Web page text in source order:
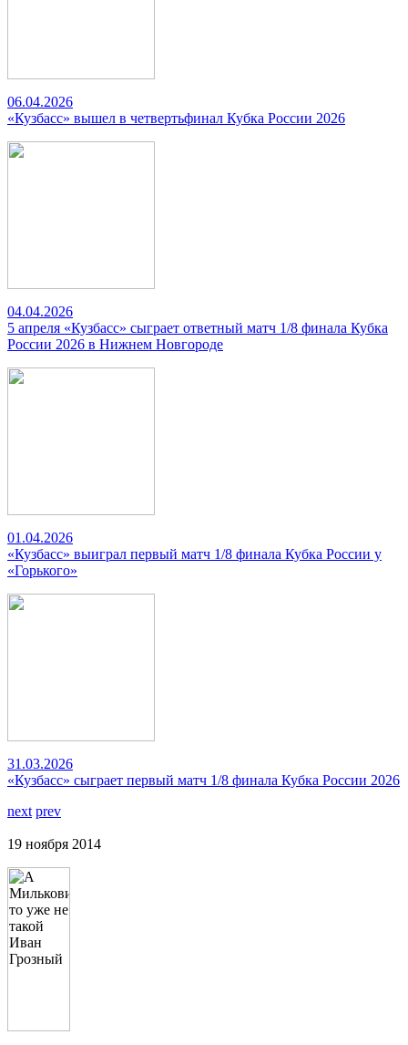
06.04.2026
«Кузбасс» вышел в четвертьфинал Кубка России 2026
04.04.2026
5 апреля «Кузбасс» сыграет ответный матч 1/8 финала Кубка
России 2026 в Нижнем Новгороде
01.04.2026
«Кузбасс» выиграл первый матч 1/8 финала Кубка России у
«Горького»
31.03.2026
«Кузбасс» сыграет первый матч 1/8 финала Кубка России 2026
next prev
19 ноября 2014